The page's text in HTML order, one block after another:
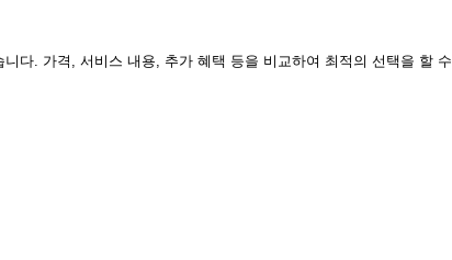
다. 가격, 서비스 내용, 추가 혜택 등을 비교하여 최적의 선택을 할 수